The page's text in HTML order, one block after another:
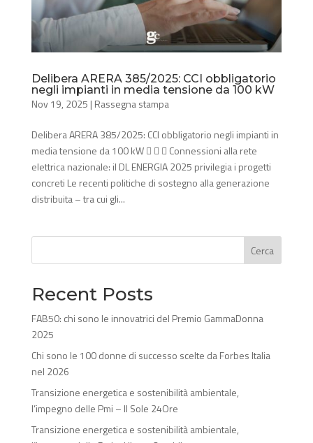
Delibera ARERA 385/2025: CCI obbligatorio
negli impianti in media tensione da 100 kW
Nov 19, 2025 | Rassegna stampa
Delibera ARERA 385/2025: CCI obbligatorio negli impianti in
media tensione da 100 kW    Connessioni alla rete
elettrica nazionale: il DL ENERGIA 2025 privilegia i progetti
concreti Le recenti politiche di sostegno alla generazione
distribuita – tra cui gli...
Cerca
Recent Posts
FAB50: chi sono le innovatrici del Premio GammaDonna
2025
Chi sono le 100 donne di successo scelte da Forbes Italia
nel 2026
Transizione energetica e sostenibilità ambientale,
l’impegno delle Pmi – Il Sole 24Ore
Transizione energetica e sostenibilità ambientale,